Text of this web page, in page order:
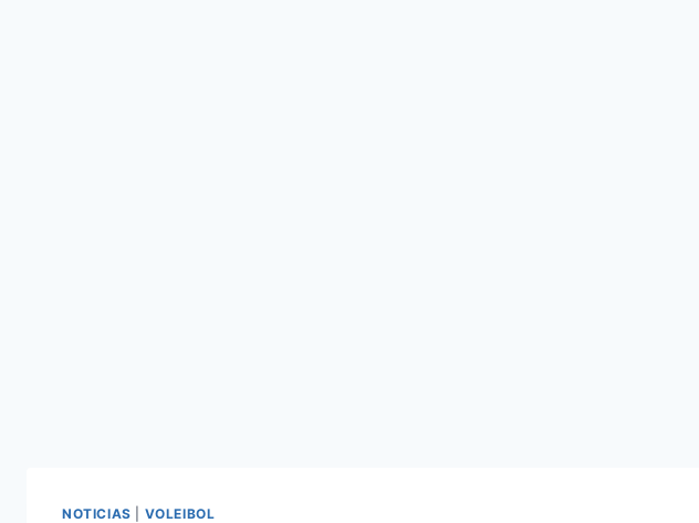
NOTICIAS VOLEIBOL